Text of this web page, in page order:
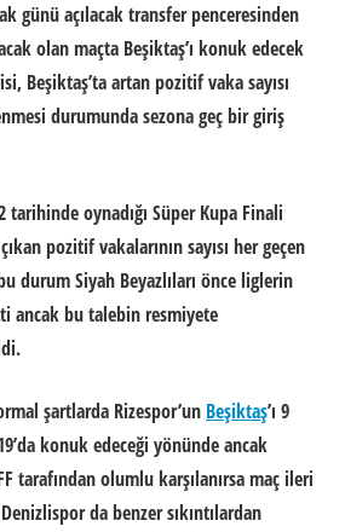
günü açılacak transfer penceresinden
olan maçta Beşiktaş’ı konuk edecek
Beşiktaş’ta artan pozitif vaka sayısı
durumunda sezona geç bir giriş
tarihinde oynadığı Süper Kupa Finali
pozitif vakalarının sayısı her geçen
durum Siyah Beyazlıları önce liglerin
ancak bu talebin resmiyete
şartlarda Rizespor’un Beşiktaş’ı 9
konuk edeceği yönünde ancak
tarafından olumlu karşılanırsa maç ileri
da benzer sıkıntılardan